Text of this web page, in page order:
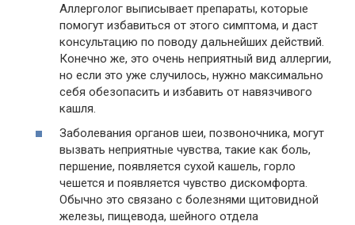
Аллерголог выписывает препараты, которые
помогут избавиться от этого симптома, и даст
консультацию по поводу дальнейших действий.
Конечно же, это очень неприятный вид аллергии,
но если это уже случилось, нужно максимально
себя обезопасить и избавить от навязчивого
кашля.
Заболевания органов шеи, позвоночника, могут
вызвать неприятные чувства, такие как боль,
першение, появляется сухой кашель, горло
чешется и появляется чувство дискомфорта.
Обычно это связано с болезнями щитовидной
железы, пищевода, шейного отдела